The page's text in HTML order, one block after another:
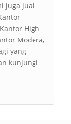
juga jual
High
Modera,
yang
kunjungi